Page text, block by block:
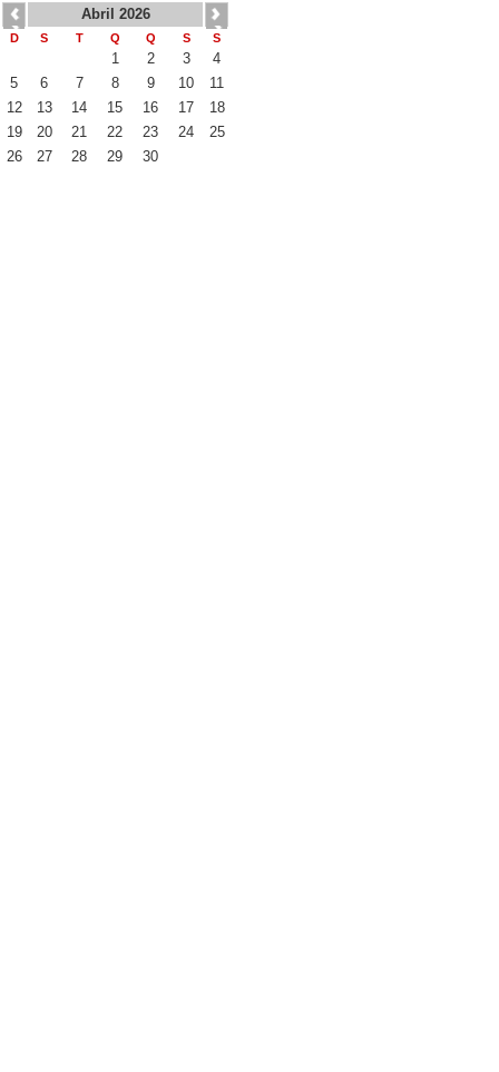
Abril 2026
D S T Q Q S S
1 2 3
4
5
6 7 8 9 10
11
12
13 14 15 16 17
18
19
20 21 22 23 24
25
26
27 28 29 30